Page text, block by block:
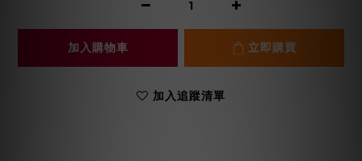
加入購物車 立即購買
加入追蹤清單